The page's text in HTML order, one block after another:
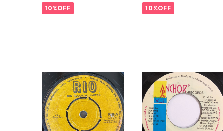
10%OFF 10%OFF